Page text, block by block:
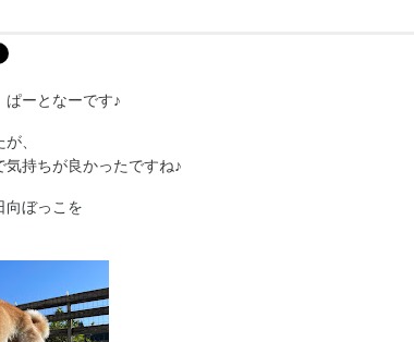
ーとなーです♪
、
持ちが良かったですね♪
向ぼっこを